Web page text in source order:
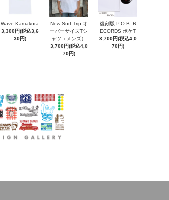
Wave Kamakura
3,300円(税込3,6
30円)
New Surf Trip オ
ーバーサイズTシ
ャツ（メンズ）
3,700円(税込4,0
70円)
復刻版 P.O.B. R
ECORDS ポケT
3,700円(税込4,0
70円)